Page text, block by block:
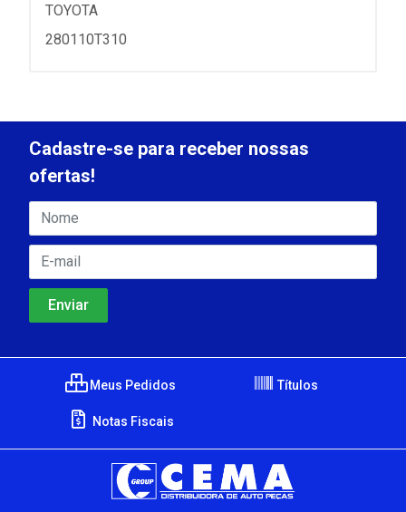
TOYOTA
280110T310
Cadastre-se para receber nossas
ofertas!
Meus Pedidos Títulos
Notas Fiscais